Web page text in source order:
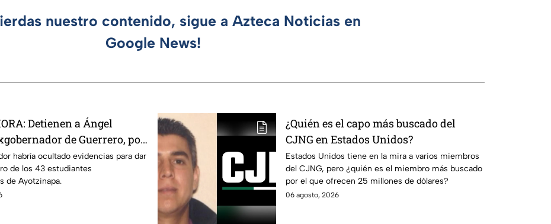
nuestro contenido, sigue a Azteca Noticias en
Google News!
Detienen a Ángel
de Guerrero, por
para dar con los 43
de Ayotzinapa
habría ocultado evidencias para dar
de los 43 estudiantes
de Ayotzinapa.
¿Quién es el capo más buscado del
CJNG en Estados Unidos?
Estados Unidos tiene en la mira a varios miembros
del CJNG, pero ¿quién es el miembro más buscado
por el que ofrecen 25 millones de dólares?
06 agosto, 2026